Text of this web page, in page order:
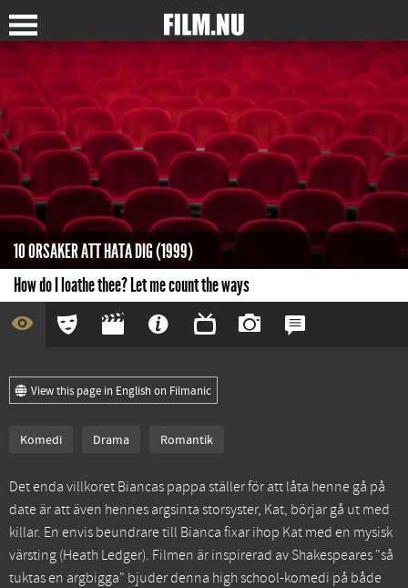
10 ORSAKER ATT HATA DIG (1999)
How do I loathe thee? Let me count the ways
View this page in English on Filmanic
Komedi Drama Romantik
Det enda villkoret Biancas pappa ställer för att låta henne gå på
date är att även hennes argsinta storsyster, Kat, börjar gå ut med
killar. En envis beundrare till Bianca fixar ihop Kat med en mysisk
värsting (Heath Ledger). Filmen är inspirerad av Shakespeares "så
tuktas en argbigga" bjuder denna high school-komedi på både